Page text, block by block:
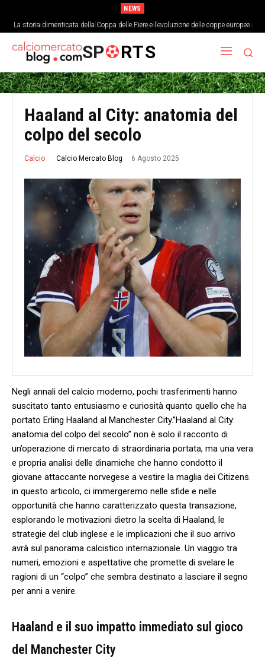
NEWS
La storia dimenticata della Coppa delle Fiere e l’evoluzione delle coppe europee
L’analisi economica del costo di un singolo punto nei top campionati europei
SP RTS
Haaland al City: anatomia del
colpo del secolo
Calcio Calcio Mercato Blog 6 Agosto 2025
Negli annali ​del calcio moderno, pochi trasferimenti ⁣hanno
suscitato tanto ‌entusiasmo e curiosità quanto quello che ha
portato Erling ​Haaland al Manchester City.”Haaland al City:
anatomia del‌ colpo del secolo” non è solo il⁤ racconto di
⁤un’operazione di⁤ mercato di straordinaria portata, ma una vera
e propria analisi delle dinamiche ​che hanno condotto il
giovane attaccante norvegese a vestire ⁤la maglia ​dei Citizens.​
in questo ⁤articolo, ci immergeremo nelle sfide e‌ nelle
opportunità che hanno caratterizzato questa transazione,
esplorando le motivazioni dietro⁤ la scelta di ​Haaland, le
strategie del club inglese e le ⁢implicazioni che il suo arrivo
avrà⁤ sul panorama calcistico internazionale. Un viaggio ⁣tra
numeri, emozioni e aspettative che promette di svelare le
ragioni​ di un “colpo” che sembra destinato a lasciare il ​segno​
per anni a venire.
Haaland e il suo impatto immediato sul gioco
del Manchester City